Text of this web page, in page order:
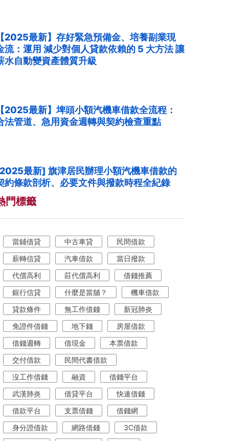
【2025最新】存好緊急預備金、培養副業現
流：運用 減少對個人貸款依賴的 5 大方法 讓
水自動變資產體質升級
【2025最新】埤頭小額汽機車借款全流程：
法管道、急用資金週轉與契約檢查重點
最新] 旗津居民辦理小額汽機車借款的
約條款剖析、必要文件與撥款時程全紀錄
門標籤
當鋪借貸 中古車貸
民間借款
薪轉信貸
汽車借款
當日撥款
代償高利
莊代償高利
借錢推薦
銀行信貸
什麼是當舖？
機車借款
貸款條件
無工作借錢
新冠肺炎
免證件借錢
地下錢
房屋借款
借錢週轉
借現金
本票借款
交付借款
民間代書借款
沒工作借錢
融資
借錢平台
武漢肺炎
借貸平台
快速借錢
借款平台
支票借錢
借錢網
身分證借款
網路借錢
3C借款